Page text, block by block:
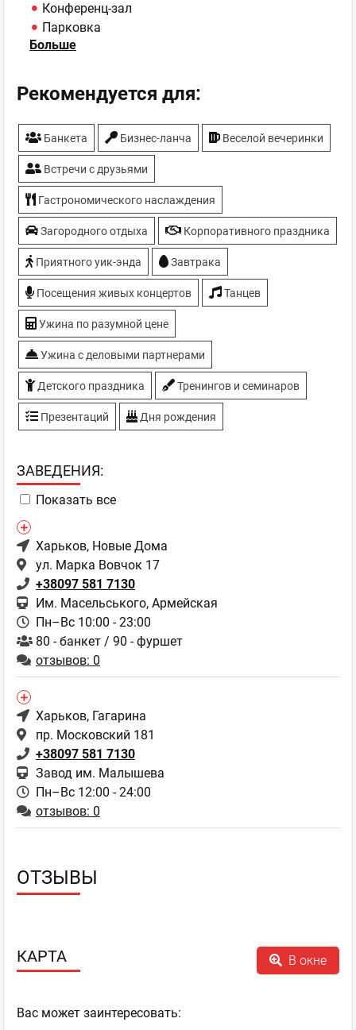
Конференц-зал
Парковка
Танцпол
Больше
Рекомендуется для:
Банкета Бизнес-ланча Веселой вечеринки
Встречи с друзьями
Гастрономического наслаждения
Загородного отдыха Корпоративного праздника
Приятного уик-энда Завтрака
Посещения живых концертов Танцев
Ужина по разумной цене
Ужина с деловыми партнерами
Детского праздника Тренингов и семинаров
Презентаций Дня рождения
ЗAВЕДЕНИЯ:
Показать все
Харьков, Новые Дома
ул. Марка Вовчок 17
+38097 581 7130
Им. Масельського, Армейская
Пн–Вс 10:00 - 23:00
80 - банкет / 90 - фуршет
отзывов: 0
Харьков, Гагарина
пр. Московский 181
+38097 581 7130
Завод им. Малышева
Пн–Вс 12:00 - 24:00
отзывов: 0
ОТЗЫВЫ
КАРТА В окне
Ваc может заинтересовать: